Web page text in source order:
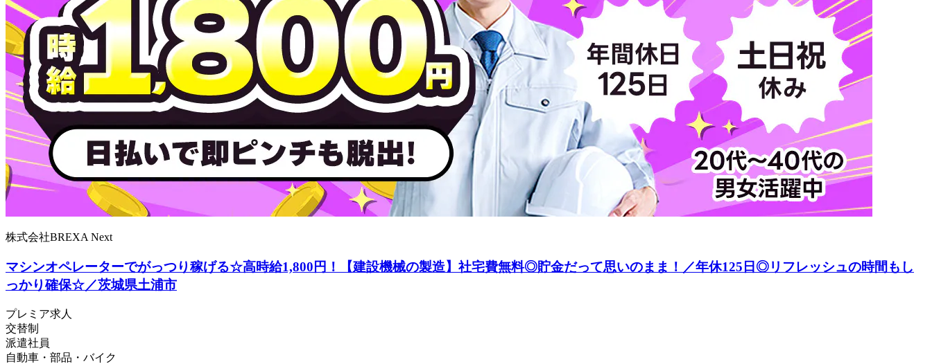
株式会社BREXA Next
マシンオペレーターでがっつり稼げる☆高時給1,800円！【建設機械の製造】社宅費無料◎貯金だって思いのまま！／年休125日◎リフレッシュの時間もし
っかり確保☆／茨城県土浦市
プレミア求人
交替制
派遣社員
自動車・部品・バイク